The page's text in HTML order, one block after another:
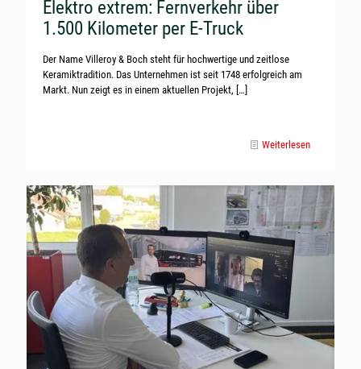
Elektro extrem: Fernverkehr über
1.500 Kilometer per E-Truck
Der Name Villeroy & Boch steht für hochwertige und zeitlose
Keramiktradition. Das Unternehmen ist seit 1748 erfolgreich am
Markt. Nun zeigt es in einem aktuellen Projekt, […]
Weiterlesen